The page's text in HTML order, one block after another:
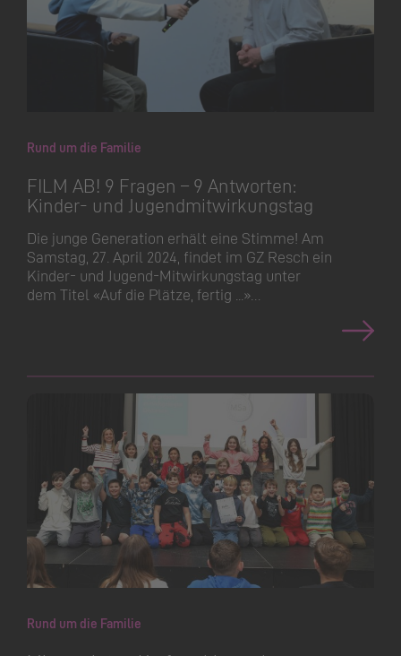
Rund um die Familie
FILM AB! 9 Fragen – 9 Antworten:
Kinder- und Jugendmit­wir­kungstag
Die junge Generation erhält eine Stimme! Am
Samstag, 27. April 2024, findet im GZ Resch ein
Kinder- und Jugend-Mitwirkungstag unter
dem Titel «Auf die Plätze, fertig ...»…
Rund um die Familie